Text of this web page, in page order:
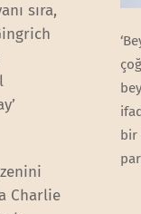
sıra,
Charlie
bir